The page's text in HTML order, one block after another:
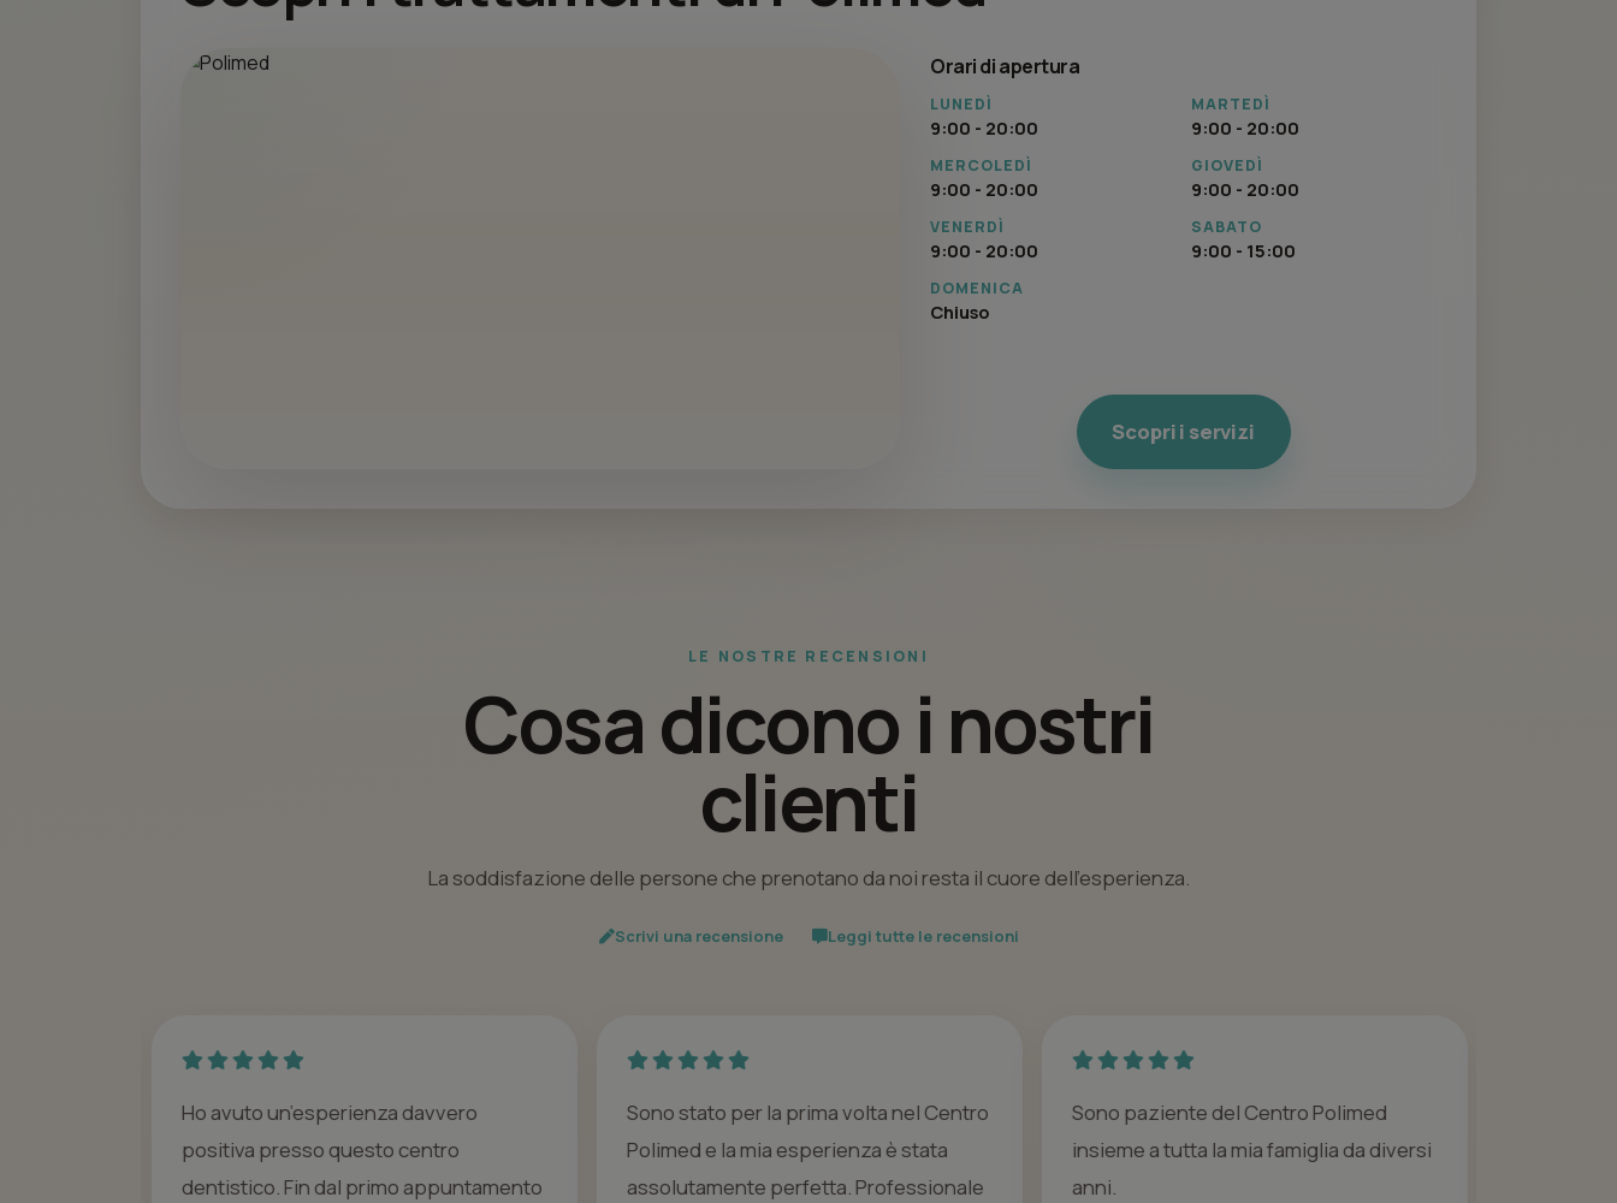
Orari di apertura
LUNEDÌ
9:00 - 20:00
MARTEDÌ
9:00 - 20:00
MERCOLEDÌ
9:00 - 20:00
GIOVEDÌ
9:00 - 20:00
VENERDÌ
9:00 - 20:00
SABATO
9:00 - 15:00
DOMENICA
Chiuso
Scopri i servizi
LE NOSTRE RECENSIONI
Cosa dicono i nostri
clienti
La soddisfazione delle persone che prenotano da noi resta il cuore dell’esperienza.
Scrivi una recensione Leggi tutte le recensioni
Ho avuto un’esperienza davvero
positiva presso questo centro
dentistico. Fin dal primo appuntamento
Sono stato per la prima volta nel Centro
Polimed e la mia esperienza è stata
assolutamente perfetta. Professionale
Sono paziente del Centro Polimed
insieme a tutta la mia famiglia da diversi
anni.